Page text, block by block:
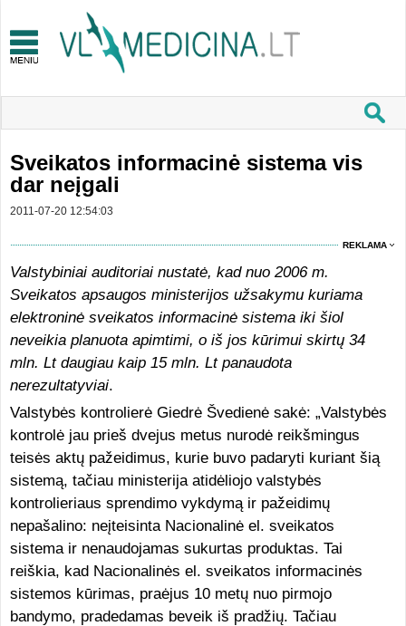
Sveikatos informacinė sistema vis
dar neįgali
2011-07-20 12:54:03
REKLAMA
Valstybiniai auditoriai nustatė, kad nuo 2006 m.
Sveikatos apsaugos ministerijos užsakymu kuriama
elektroninė sveikatos informacinė sistema iki šiol
neveikia planuota apimtimi, o iš jos kūrimui skirtų 34
mln. Lt daugiau kaip 15 mln. Lt panaudota
nerezultatyviai.
Valstybės kontrolierė Giedrė Švedienė sakė: „Valstybės
kontrolė jau prieš dvejus metus nurodė reikšmingus
teisės aktų pažeidimus, kurie buvo padaryti kuriant šią
sistemą, tačiau ministerija atidėliojo valstybės
kontrolieriaus sprendimo vykdymą ir pažeidimų
nepašalino: neįteisinta Nacionalinė el. sveikatos
sistema ir nenaudojamas sukurtas produktas. Tai
reiškia, kad Nacionalinės el. sveikatos informacinės
sistemos kūrimas, praėjus 10 metų nuo pirmojo
bandymo, pradedamas beveik iš pradžių. Tačiau